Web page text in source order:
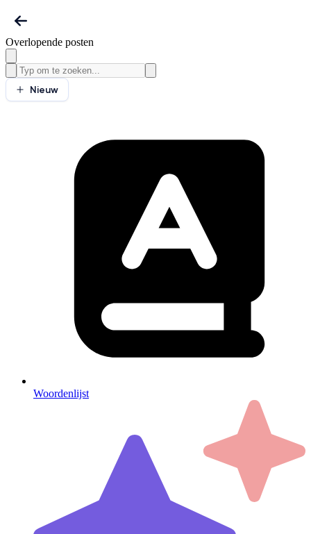
Overlopende posten
Nieuw
Woordenlijst